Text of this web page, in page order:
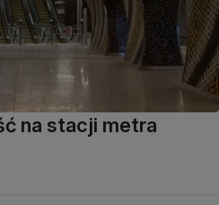
na stacji metra